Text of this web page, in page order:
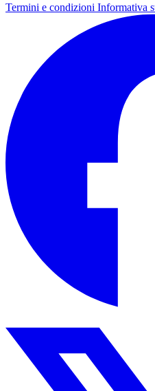
Termini e condizioni Informativa